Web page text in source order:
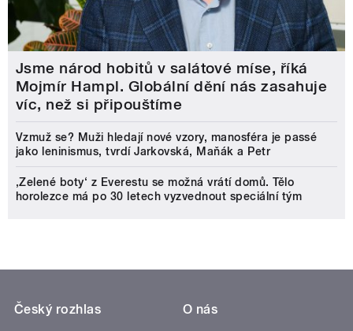
Jsme národ hobitů v salátové míse, říká
Mojmír Hampl. Globální dění nás zasahuje
víc, než si připouštíme
Vzmuž se? Muži hledají nové vzory, manosféra je passé
jako leninismus, tvrdí Jarkovská, Maňák a Petr
‚Zelené boty‘ z Everestu se možná vrátí domů. Tělo
horolezce má po 30 letech vyzvednout speciální tým
Český rozhlas
O nás